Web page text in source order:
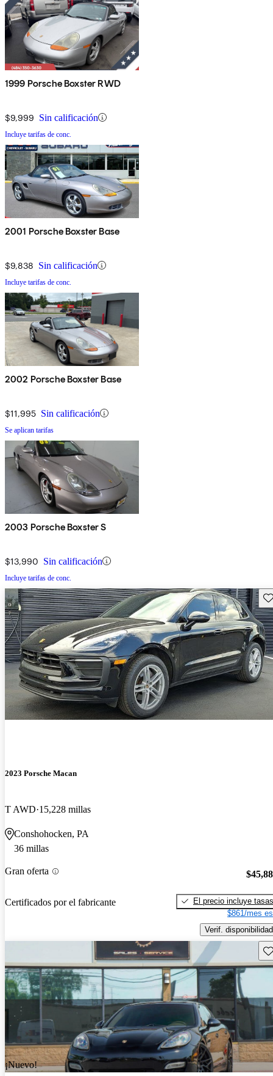
1999 Porsche Boxster RWD
$9,999 Sin calificación
Incluye tarifas de conc.
2001 Porsche Boxster Base
$9,838 Sin calificación
Incluye tarifas de conc.
2002 Porsche Boxster Base
$11,995 Sin calificación
Se aplican tarifas
2003 Porsche Boxster S
$13,990 Sin calificación
Incluye tarifas de conc.
2023 Porsche Macan
T AWD 15,228 millas
Conshohocken, PA
36 millas
Gran oferta
Certificados por el fabricante
El precio incluye tasas
$861/mes
Verif. disponibilidad
¡Nuevo!